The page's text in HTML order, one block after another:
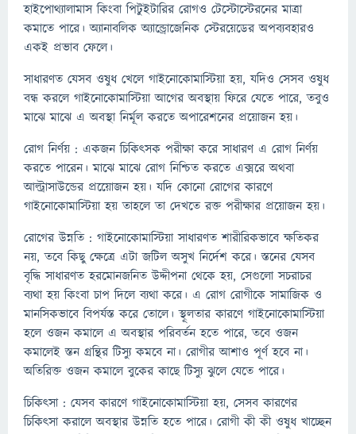
হাইপোথ্যালামাস কিংবা পিটুইটারির রোগও টেস্টোস্টেরনের মাত্রা
কমাতে পারে। অ্যানাবলিক অ্যান্ড্রোজেনিক স্টেরয়েডের অপব্যবহারও
একই প্রভাব ফেলে।
সাধারণত যেসব ওষুধ খেলে গাইনোকোমাস্টিয়া হয়, যদিও সেসব ওষুধ
বন্ধ করলে গাইনোকোমাস্টিয়া আগের অবস্থায় ফিরে যেতে পারে, তবুও
মাঝে মাঝে এ অবস্থা নির্মূল করতে অপারেশনের প্রয়োজন হয়।
রোগ নির্ণয় : একজন চিকিৎসক পরীক্ষা করে সাধারণ এ রোগ নির্ণয়
করতে পারেন। মাঝে মাঝে রোগ নিশ্চিত করতে এক্সরে অথবা
আল্ট্রাসাউন্ডের প্রয়োেজন হয়। যদি কোনো রোগের কারণে
গাইনোকোমাস্টিয়া হয় তাহলে তা দেখতে রক্ত পরীক্ষার প্রয়োজন হয়।
রোগের উন্নতি : গাইনোকোমাস্টিয়া সাধারণত শারীরিকভাবে ক্ষতিকর
নয়, তবে কিছু ক্ষেত্রে এটা জটিল অসুখ নির্দেশ করে। স্তনের যেসব
বৃদ্ধি সাধারণত হরমোনজনিত উদ্দীপনা থেকে হয়, সেগুলো সচরাচর
ব্যথা হয় কিংবা চাপ দিলে ব্যথা করে। এ রোগ রোগীকে সামাজিক ও
মানসিকভাবে বিপর্যস্ত করে তোলে। স্থূলতার কারণে গাইনোকোমাস্টিয়া
হলে ওজন কমালে এ অবস্থার পরিবর্তন হতে পারে, তবে ওজন
কমালেই স্তন গ্রন্থির টিস্যু কমবে না। রোগীর আশাও পূর্ণ হবে না।
অতিরিক্ত ওজন কমালে বুকের কাছে টিস্যু ঝুলে যেতে পারে।
চিকিৎসা : যেসব কারণে গাইনোকোমাস্টিয়া হয়, সেসব কারণের
চিকিৎসা করালে অবস্থার উন্নতি হতে পারে। রোগী কী কী ওষুধ খাচ্ছেন